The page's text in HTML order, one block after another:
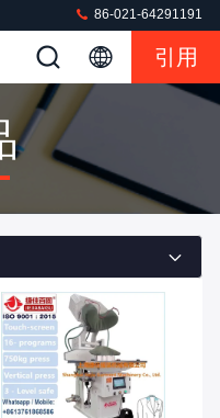
86-021-64291191
引用